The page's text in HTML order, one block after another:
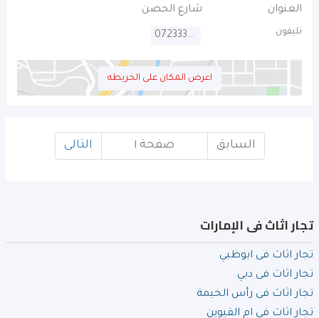
العنوان شارع الحصن
تليفون 072333263
اعرض المكان على الخريطه
السابق صفحة ١ التالى
تجار اثاث فى الإمارات
تجار اثاث فى ابوظبي
تجار اثاث فى دبي
تجار اثاث فى رأس الخيمة
تجار اثاث فى ام القيوين